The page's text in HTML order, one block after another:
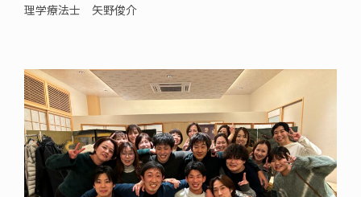
理学療法士 矢野俊介